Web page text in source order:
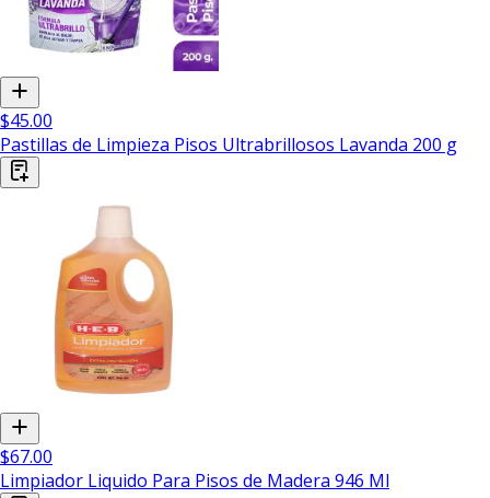
$45.00
Pastillas de Limpieza Pisos Ultrabrillosos Lavanda 200 g
$67.00
Limpiador Liquido Para Pisos de Madera 946 Ml